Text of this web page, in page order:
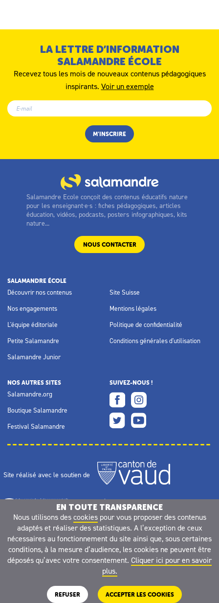
LA LETTRE D’INFORMATION
SALAMANDRE ÉCOLE
Recevez tous les mois de nouveaux contenus pédagogiques
inspirants. Voir un exemple
Salamandre Ecole conçoit des contenus éducatifs nature
pour les enseignant·e·s : fiches pédagogiques, articles
éducation, vidéos, podcasts, posters infographiques, kits
nature...
NOUS CONTACTER
SALAMANDRE ÉCOLE
Découvrir nos contenus
Nos engagements
L'équipe éditoriale
Petite Salamandre
Salamandre Junior
Site Suisse
Mentions légales
Politique de confidentialité
Conditions générales d'utilisation
NOS AUTRES SITES
Salamandre.org
Boutique Salamandre
Festival Salamandre
SUIVEZ-NOUS !
Site réalisé avec le soutien de
EN TOUTE TRANSPARENCE
Nous utilisons des cookiespour vous proposer des contenus
adaptés et réaliser des statistiques. A l’exception de ceux
nécessaires au fonctionnement du site ainsi que, sous certaines
conditions, à la mesure d’audience, les cookies ne peuvent être
déposés qu’avec votre consentement. Cliquer ici pour en savoir
plus.
REFUSER ACCEPTER LES COOKIES